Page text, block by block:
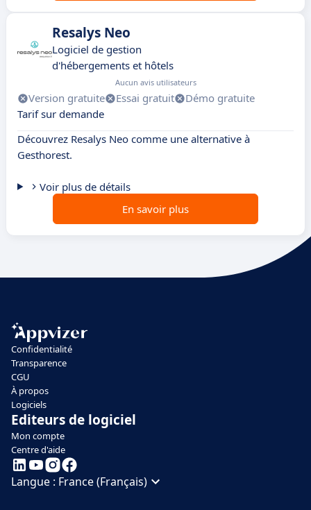
Resalys Neo
Logiciel de gestion
d'hébergements et hôtels
Aucun avis utilisateurs
Version gratuite Essai gratuit
Démo gratuite
Tarif sur demande
Découvrez Resalys Neo comme une alternative à
Gesthorest.
Voir plus de détails
En savoir plus
Confidentialité
Transparence
CGU
À propos
Logiciels
Editeurs de logiciel
Mon compte
Centre d'aide
Langue : France (Français)